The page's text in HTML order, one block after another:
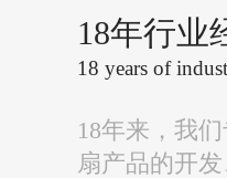
18年行业
18 years of
18年来，我
扇产品的开